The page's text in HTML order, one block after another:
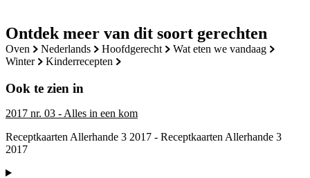
Ontdek meer van dit soort gerechten
oven nederlands hoofdgerecht
wat eten we vandaag
winter
kinderrecepten
Ook te zien in
2017 nr. 03 - Alles in een kom
Receptkaarten Allerhande 3 2017 - Receptkaarten Allerhande 3
2017